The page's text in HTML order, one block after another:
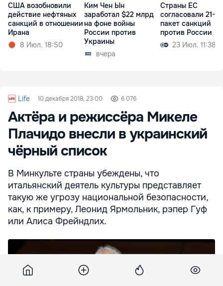
США возобновили
действие нефтяных
санкций в отношении
Ирана
8 Июл. 18:50
Ким Чен Ын
заработал $22 млрд
на фоне войны
России против
Украины
вчера
Страны ЕС
согласовали 21-й
пакет санкций
против России
23 Июл. 11:38
Life 10 декабря 2018, 23:00 6 076
Актёра и режиссёра Микеле
Плачидо внесли в украинский
чёрный список
В Минкульте страны убеждены, что
итальянский деятель культуры представляет
такую же угрозу национальной безопасности,
как, к примеру, Леонид Ярмольник, рэпер Гуф
или Алиса Фрейндлих.